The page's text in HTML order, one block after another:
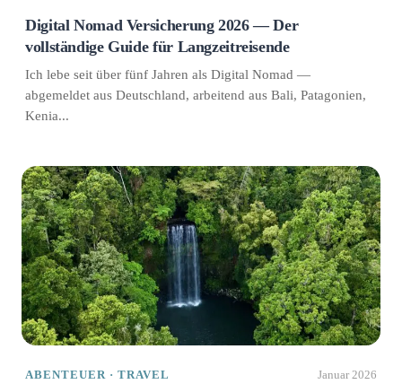
Digital Nomad Versicherung 2026 — Der
vollständige Guide für Langzeitreisende
Ich lebe seit über fünf Jahren als Digital Nomad —
abgemeldet aus Deutschland, arbeitend aus Bali, Patagonien,
Kenia...
ABENTEUER · TRAVEL Januar 2026